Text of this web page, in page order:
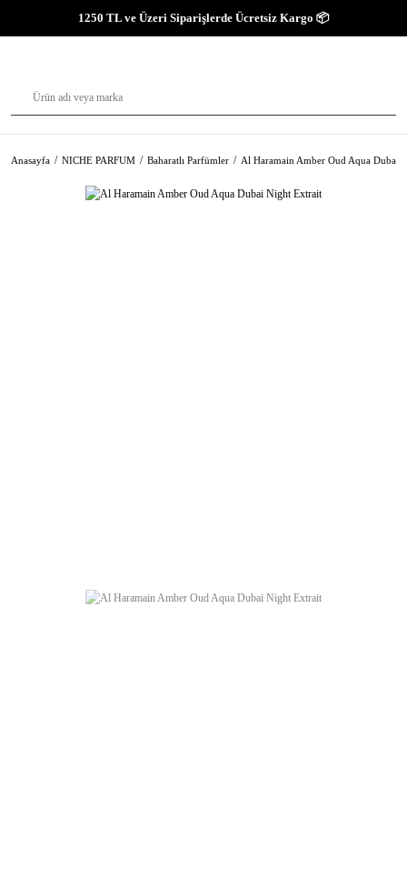
1250 TL ve Üzeri Siparişlerde Ücretsiz Kargo 📦
Anasayfa NICHE PARFUM Baharatlı Parfümler Al Haramain Amber Oud Aqua Dubai